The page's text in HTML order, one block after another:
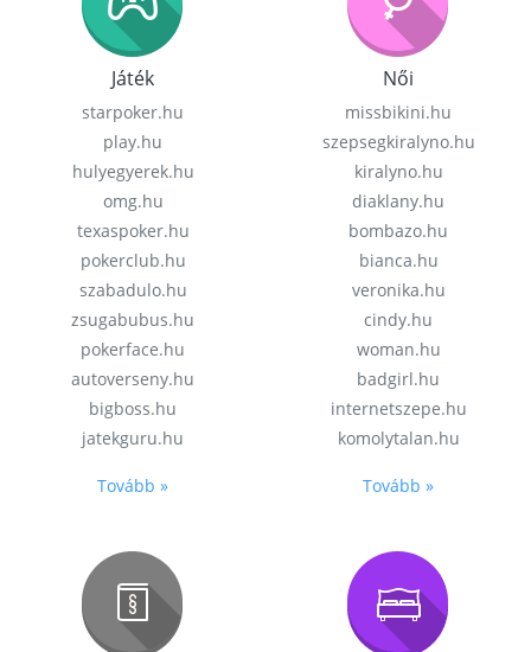
Játék
starpoker.hu
play.hu
hulyegyerek.hu
omg.hu
texaspoker.hu
pokerclub.hu
szabadulo.hu
zsugabubus.hu
pokerface.hu
autoverseny.hu
bigboss.hu
jatekguru.hu
Tovább »
Női
missbikini.hu
szepsegkiralyno.hu
kiralyno.hu
diaklany.hu
bombazo.hu
bianca.hu
veronika.hu
cindy.hu
woman.hu
badgirl.hu
internetszepe.hu
komolytalan.hu
Tovább »